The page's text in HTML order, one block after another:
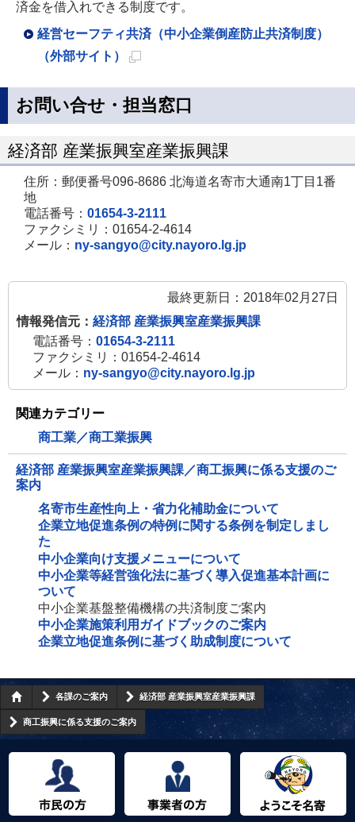
き
済金を借入れできる制度です。
経営セーフティ共済（中小企業倒産防止共済制度）
（外部サイト）
規
ー
ジ
で
開
き
ま
お問い合せ・担当窓口
経済部 産業振興室産業振興課
住所：郵便番号096-8686 北海道名寄市大通南1丁目1番
地
電話番号： 01654-3-2111
ファクシミリ：01654-2-4614
メール： ny-sangyo@city.nayoro.lg.jp
最終更新日：2018年02月27日
情報発信元： 経済部 産業振興室産業振興課
電話番号： 01654-3-2111
ファクシミリ：01654-2-4614
メール： ny-sangyo@city.nayoro.lg.jp
関連カテゴリー
商工業／商工業振興
経済部 産業振興室産業振興課／商工振興に係る支援のご
案内
名寄市生産性向上・省力化補助金について
企業立地促進条例の特例に関する条例を制定しまし
た
中小企業向け支援メニューについて
中小企業等経営強化法に基づく導入促進基本計画に
ついて
中小企業基盤整備機構の共済制度ご案内
中小企業施策利用ガイドブックのご案内
企業立地促進条例に基づく助成制度について
各課のご案内 経済部 産業振興室産業振興課
商工振興に係る支援のご案内